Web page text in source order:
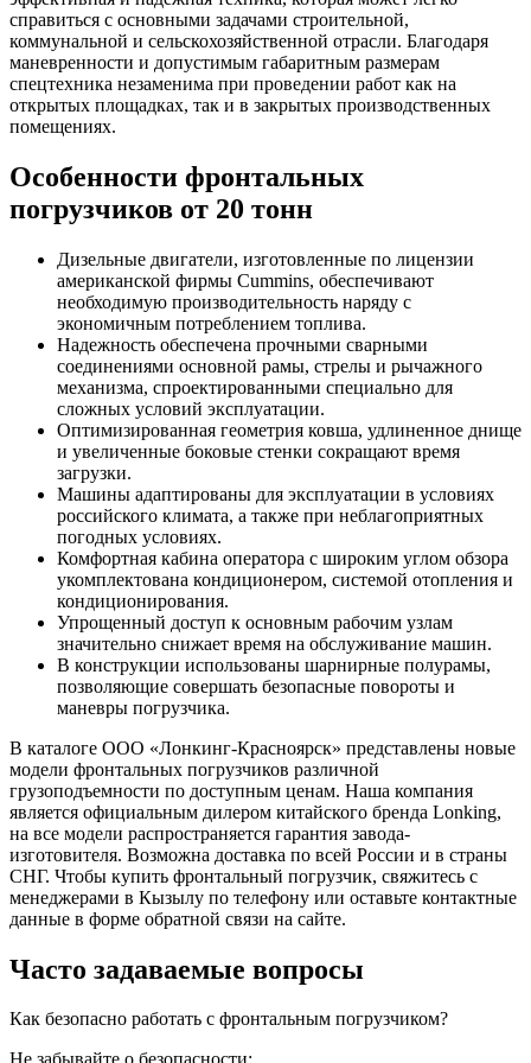
справиться с основными задачами строительной,
коммунальной и сельскохозяйственной отрасли. Благодаря
маневренности и допустимым габаритным размерам
спецтехника незаменима при проведении работ как на
открытых площадках, так и в закрытых производственных
помещениях.
Особенности фронтальных
погрузчиков от 20 тонн
Дизельные двигатели, изготовленные по лицензии
американской фирмы Cummins, обеспечивают
необходимую производительность наряду с
экономичным потреблением топлива.
Надежность обеспечена прочными сварными
соединениями основной рамы, стрелы и рычажного
механизма, спроектированными специально для
сложных условий эксплуатации.
Оптимизированная геометрия ковша, удлиненное днище
и увеличенные боковые стенки сокращают время
загрузки.
Машины адаптированы для эксплуатации в условиях
российского климата, а также при неблагоприятных
погодных условиях.
Комфортная кабина оператора с широким углом обзора
укомплектована кондиционером, системой отопления и
кондиционирования.
Упрощенный доступ к основным рабочим узлам
значительно снижает время на обслуживание машин.
В конструкции использованы шарнирные полурамы,
позволяющие совершать безопасные повороты и
маневры погрузчика.
В каталоге ООО «Лонкинг-Красноярск» представлены новые
модели фронтальных погрузчиков различной
грузоподъемности по доступным ценам. Наша компания
является официальным дилером китайского бренда Lonking,
на все модели распространяется гарантия завода-
изготовителя. Возможна доставка по всей России и в страны
СНГ. Чтобы купить фронтальный погрузчик, свяжитесь с
менеджерами в Кызылу по телефону или оставьте контактные
данные в форме обратной связи на сайте.
Часто задаваемые вопросы
Как безопасно работать с фронтальным погрузчиком?